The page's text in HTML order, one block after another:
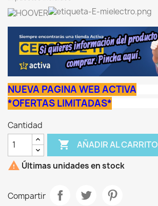
NUEVA PAGINA WEB ACTIVA
*OFERTAS LIMITADAS*
Cantidad
 AÑADIR AL CARRITO
 Últimas unidades en stock
Compartir